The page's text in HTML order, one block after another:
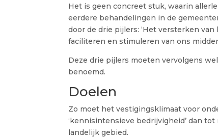
Het is geen concreet stuk, waarin
eerdere behandelingen in de
door de drie pijlers: ‘Het versterken
faciliteren en stimuleren van ons
Deze drie pijlers moeten vervolgens
benoemd.
Doelen
Zo moet het vestigingsklimaat voor
‘kennisintensieve bedrijvigheid’ dan
landelijk gebied.